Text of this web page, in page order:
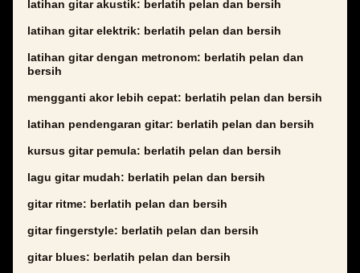
latihan gitar akustik: berlatih pelan dan bersih
latihan gitar elektrik: berlatih pelan dan bersih
latihan gitar dengan metronom: berlatih pelan dan
bersih
mengganti akor lebih cepat: berlatih pelan dan bersih
latihan pendengaran gitar: berlatih pelan dan bersih
kursus gitar pemula: berlatih pelan dan bersih
lagu gitar mudah: berlatih pelan dan bersih
gitar ritme: berlatih pelan dan bersih
gitar fingerstyle: berlatih pelan dan bersih
gitar blues: berlatih pelan dan bersih